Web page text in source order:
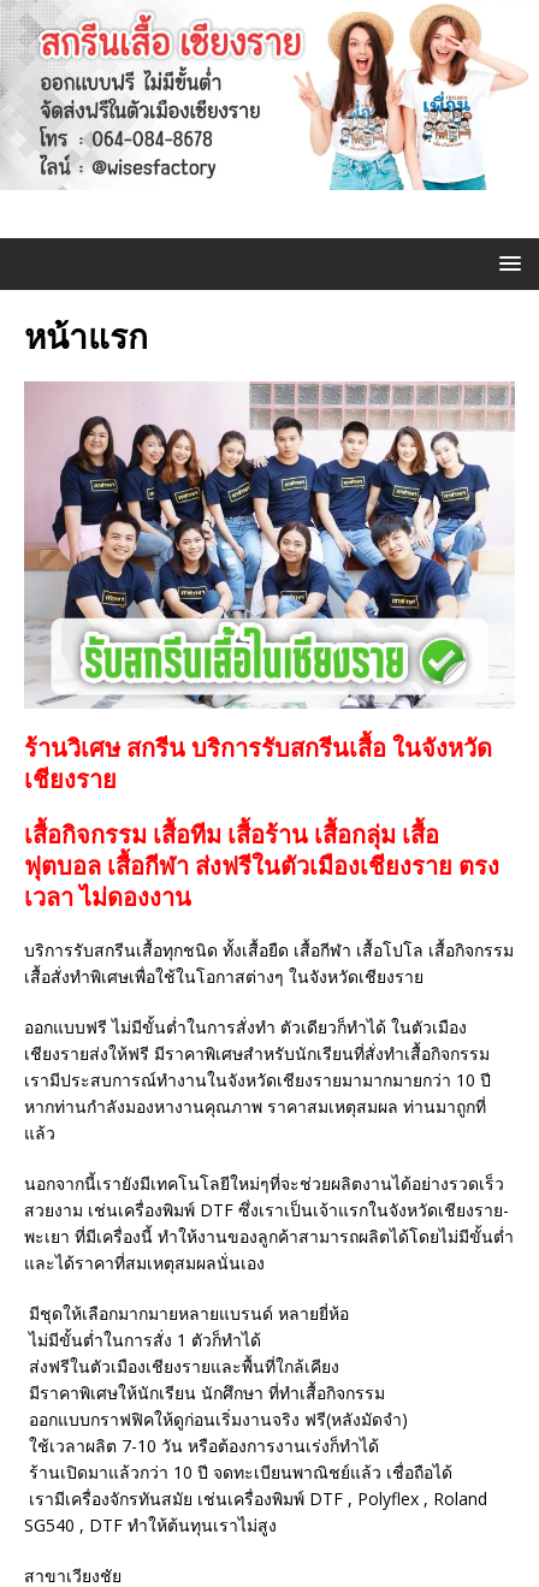
หน้าแรก
ร้านวิเศษ สกรีน บริการรับสกรีนเสื้อ ในจังหวัด
เชียงราย
เสื้อกิจกรรม เสื้อทีม เสื้อร้าน เสื้อกลุ่ม เสื้อ
ฟุตบอล เสื้อกีฬา ส่งฟรีในตัวเมืองเชียงราย ตรง
เวลา ไม่ดองงาน
บริการรับสกรีนเสื้อทุกชนิด ทั้งเสื้อยืด เสื้อกีฬา เสื้อโปโล เสื้อกิจกรรม
เสื้อสั่งทำพิเศษเพื่อใช้ในโอกาสต่างๆ ในจังหวัดเชียงราย
ออกแบบฟรี ไม่มีขั้นต่ำในการสั่งทำ ตัวเดียวก็ทำได้ ในตัวเมือง
เชียงรายส่งให้ฟรี มีราคาพิเศษสำหรับนักเรียนที่สั่งทำเสื้อกิจกรรม
เรามีประสบการณ์ทำงานในจังหวัดเชียงรายมามากมายกว่า 10 ปี
หากท่านกำลังมองหางานคุณภาพ ราคาสมเหตุสมผล ท่านมาถูกที่
แล้ว
นอกจากนี้เรายังมีเทคโนโลยีใหม่ๆที่จะช่วยผลิตงานได้อย่างรวดเร็ว
สวยงาม เช่นเครื่องพิมพ์ DTF ซึ่งเราเป็นเจ้าแรกในจังหวัดเชียงราย-
พะเยา ที่มีเครื่องนี้ ทำให้งานของลูกค้าสามารถผลิตได้โดยไม่มีขั้นต่ำ
และได้ราคาที่สมเหตุสมผลนั่นเอง
มีชุดให้เลือกมากมายหลายแบรนด์ หลายยี่ห้อ
ไม่มีขั้นต่ำในการสั่ง 1 ตัวก็ทำได้
ส่งฟรีในตัวเมืองเชียงรายและพื้นที่ใกล้เคียง
มีราคาพิเศษให้นักเรียน นักศึกษา ที่ทำเสื้อกิจกรรม
ออกแบบกราฟฟิคให้ดูก่อนเริ่มงานจริง ฟรี(หลังมัดจำ)
ใช้เวลาผลิต 7-10 วัน หรือต้องการงานเร่งก็ทำได้
ร้านเปิดมาแล้วกว่า 10 ปี จดทะเบียนพาณิชย์แล้ว เชื่อถือได้
เรามีเครื่องจักรทันสมัย เช่นเครื่องพิมพ์ DTF , Polyflex , Roland
SG540 , DTF ทำให้ต้นทุนเราไม่สูง
สาขาเวียงชัย